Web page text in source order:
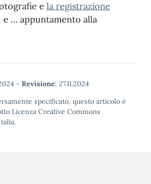
e la registrazione
e … appuntamento alla
- Revisione: 27.11.2024
specificato, questo articolo è
Licenza Creative Commons